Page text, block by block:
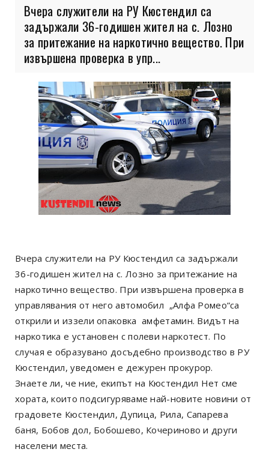
Вчера служители на РУ Кюстендил са
задържали 36-годишен жител на с. Лозно
за притежание на наркотично вещество. При
извършена проверка в упр...
Вчера служители на РУ Кюстендил са задържали
36-годишен жител на с. Лозно за притежание на
наркотично вещество. При извършена проверка в
управлявания от него автомобил „Алфа Ромео“са
открили и иззели опаковка амфетамин. Видът на
наркотика е установен с полеви наркотест. По
случая е образувано досъдебно производство в РУ
Кюстендил, уведомен е дежурен прокурор.
Знаете ли, че ние, екипът на Кюстендил Нет сме
хората, които подсигуряваме най-новите новини от
градовете Кюстендил, Дупица, Рила, Сапарева
баня, Бобов дол, Бобошево, Кочериново и други
населени места.